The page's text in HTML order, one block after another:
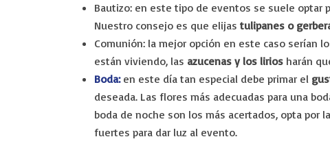
Bautizo: en este tipo de eventos se suele optar
Nuestro consejo es que elijas tulipanes o
Comunión: la mejor opción en este caso serían
están viviendo, las azucenas y los lirios harán
Boda: en este día tan especial debe primar el
deseada. Las flores más adecuadas para una
boda de noche son los más acertados, opta por
fuertes para dar luz al evento.